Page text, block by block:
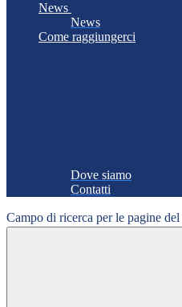
News
News
Come raggiungerci
Dove siamo
Contatti
Campo di ricerca per le pagine